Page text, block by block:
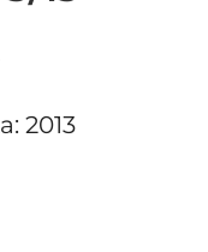
2013